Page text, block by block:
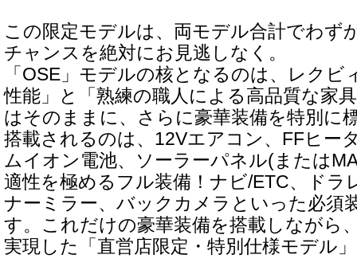
この限定モデルは、両モデル合計でわず
チャンスを絶対にお見逃しなく。
「OSE」モデルの核となるのは、レクビ
性能」と「熟練の職人による高品質な家
はそのままに、さらに豪華装備を特別に
搭載されるのは、12Vエアコン、FFヒー
ムイオン電池、ソーラーパネル(または
適性を極めるフル装備！ナビ/ETC、ドラ
ナーミラー、バックカメラといった必須
す。これだけの豪華装備を搭載しながら
実現した「直営店限定・特別仕様モデル